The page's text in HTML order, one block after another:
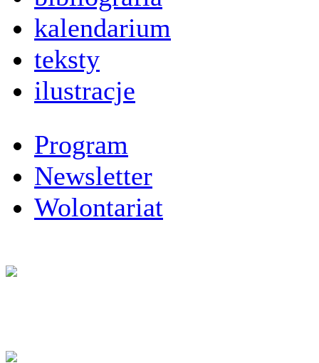
kalendarium
teksty
ilustracje
Program
Newsletter
Wolontariat